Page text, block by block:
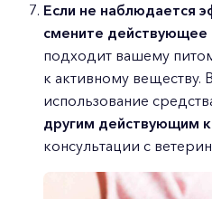
Если не наблюдается
смените действующее
подходит вашему
к активному веществу.
использование
другим действующим
консультации с